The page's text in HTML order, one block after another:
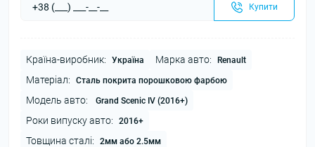
Купити
Країна-виробник: Україна Марка авто: Renault
Матеріал: Сталь покрита порошковою фарбою
Модель авто: Grand Scenic IV (2016+)
Роки випуску авто: 2016+
Товщина сталі: 2мм або 2.5мм